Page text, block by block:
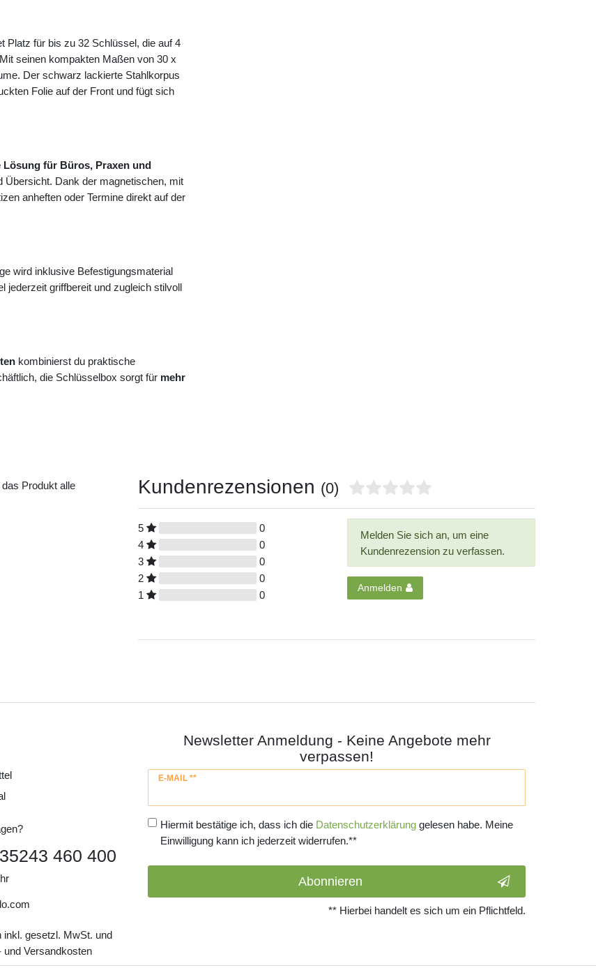
Platz für bis zu 32 Schlüssel, die auf 4
seinen kompakten Maßen von 30 x
Der schwarz lackierte Stahlkorpus
Folie auf der Front und fügt sich
Lösung für Büros, Praxen und
Übersicht. Dank der magnetischen, mit
anheften oder Termine direkt auf der
wird inklusive Befestigungsmaterial
jederzeit griffbereit und zugleich stilvoll
kombinierst du praktische
die Schlüsselbox sorgt für mehr
Produkt alle
Kundenrezensionen (0)
5
0
4
0
3
0
2
0
1
0
Melden Sie sich an, um eine
Kundenrezension zu verfassen.
Anmelden
460 400
inkl. gesetzl. MwSt. und
und Versandkosten
Newsletter Anmeldung - Keine Angebote mehr
verpassen!
E-MAIL **
Newsletter
Hiermit bestätige ich, dass ich die Daten­schutz­erklärunggelesen habe. Meine
Einwilligung kann ich jederzeit widerrufen.**
Abonnieren
** Hierbei handelt es sich um ein Pflichtfeld.